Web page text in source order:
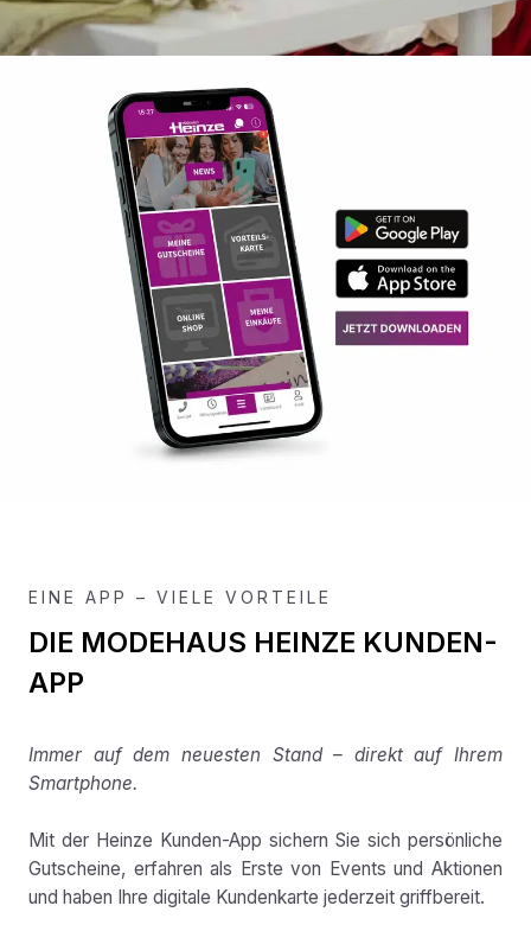
EINE APP – VIELE VORTEILE
DIE MODEHAUS HEINZE KUNDEN-
APP
Immer auf dem neuesten Stand – direkt auf Ihrem
Smartphone.
Mit der Heinze Kunden-App sichern Sie sich persönliche
Gutscheine, erfahren als Erste von Events und Aktionen
und haben Ihre digitale Kundenkarte jederzeit griffbereit.